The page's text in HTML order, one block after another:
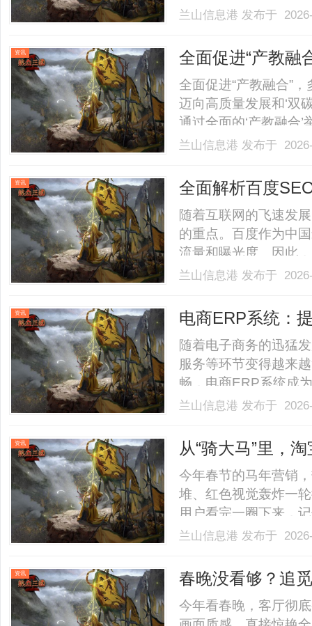
限，更通过理解用户
术原理与核心价值1
兰山信息港 发布于
资讯 全面促进“产教融
全面促进“产教融合”
迈向高质量发展和‘双
通过全面的‘产教融合
界伙伴。未来，我们
——徐韶峰施耐德电
兰山信息港 发布于
资讯 全面解析百度
随着互联网的飞速发
的重点。百度作为中
流量和曝光度。因此
站在百度搜索结果中
索习惯和网站内容进
兰山信息港 发布于
资讯 电商ERP系统：
随着电子商务的迅猛
服务等环节变得越来
畅，电商ERP系统成
商ERP系统能够实现
信息可以自动同步到
兰山信息港 发布于
资讯 从“骑大马”里，
今年春节的马年营销
堆、红色视觉轰炸一
用户看完一圈下来，
没跟着卷。它绕开所
马”里，淘宝找到了一
兰山信息港 发布于
资讯
春晚没看够？追
搬回家
今年看春晚，客厅彻